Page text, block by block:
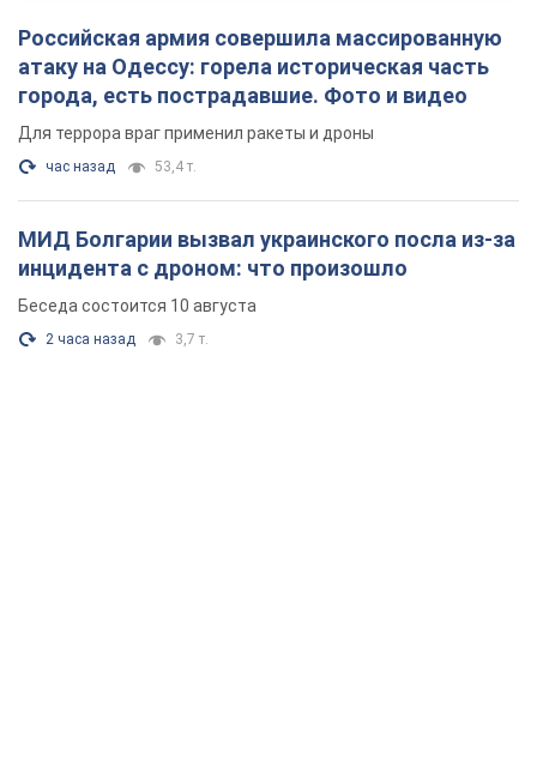
Российская армия совершила массированную
атаку на Одессу: горела историческая часть
города, есть пострадавшие. Фото и видео
Для террора враг применил ракеты и дроны
час назад 53,4 т.
МИД Болгарии вызвал украинского посла из-за
инцидента с дроном: что произошло
Беседа состоится 10 августа
2 часа назад 3,7 т.